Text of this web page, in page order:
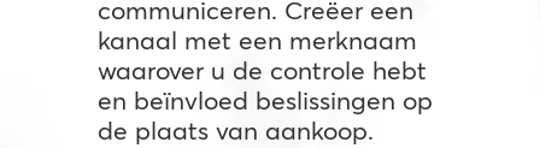
communiceren. Creëer een
kanaal met een merknaam
waarover u de controle hebt
en beïnvloed beslissingen op
de plaats van aankoop.